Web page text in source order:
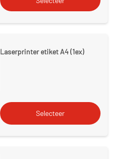
Laserprinter etiket A4 (1ex)